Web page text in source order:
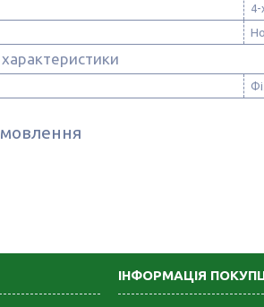
4-
ІНФОРМАЦІЯ